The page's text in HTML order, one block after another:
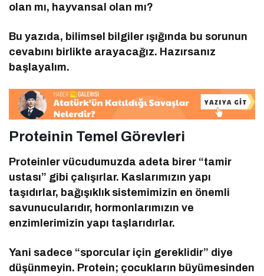
olan mı, hayvansal olan mı?
Bu yazıda, bilimsel bilgiler ışığında bu sorunun
cevabını birlikte arayacağız. Hazırsanız
başlayalım.
Proteinin Temel Görevleri
Proteinler vücudumuzda adeta birer “tamir
ustası” gibi çalışırlar. Kaslarımızın yapı
taşıdırlar, bağışıklık sistemimizin en önemli
savunucularıdır, hormonlarımızın ve
enzimlerimizin yapı taşlarıdırlar.
Yani sadece “sporcular için gereklidir” diye
düşünmeyin. Protein; çocukların büyümesinden